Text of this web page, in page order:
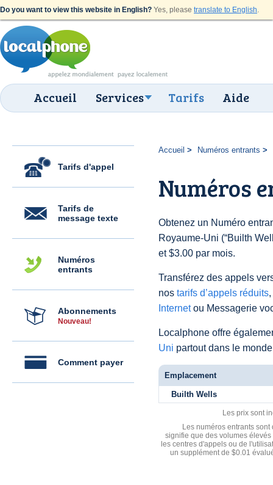
Do you want to view this website in English? Yes, please translate to English.
Accueil Services Tarifs Aide
Tarifs d'appel
Tarifs de
message texte
Numéros
entrants
Abonnements
Nouveau!
Comment payer
Accueil Numéros entrants
Numéros
Obtenez un Numéro
Royaume-Uni (“Builth
et $3.00 par mois.
Transférez des appels
nos tarifs d’appels réduits
Internetou Messagerie
Localphone offre
Uni partout dans le
Emplacement
Builth Wells
Les prix sont
Les numéros entrants
signifie que des volumes
les centres d'appels ou de
un supplément de $0.01